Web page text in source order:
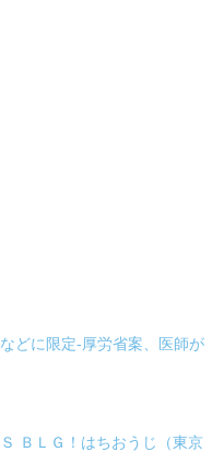
どに限定-厚労省案、医師が
ＢＬＧ！はちおうじ（東京